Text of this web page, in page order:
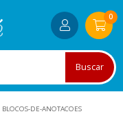
Buscar
0
BLOCOS-DE-ANOTACOES